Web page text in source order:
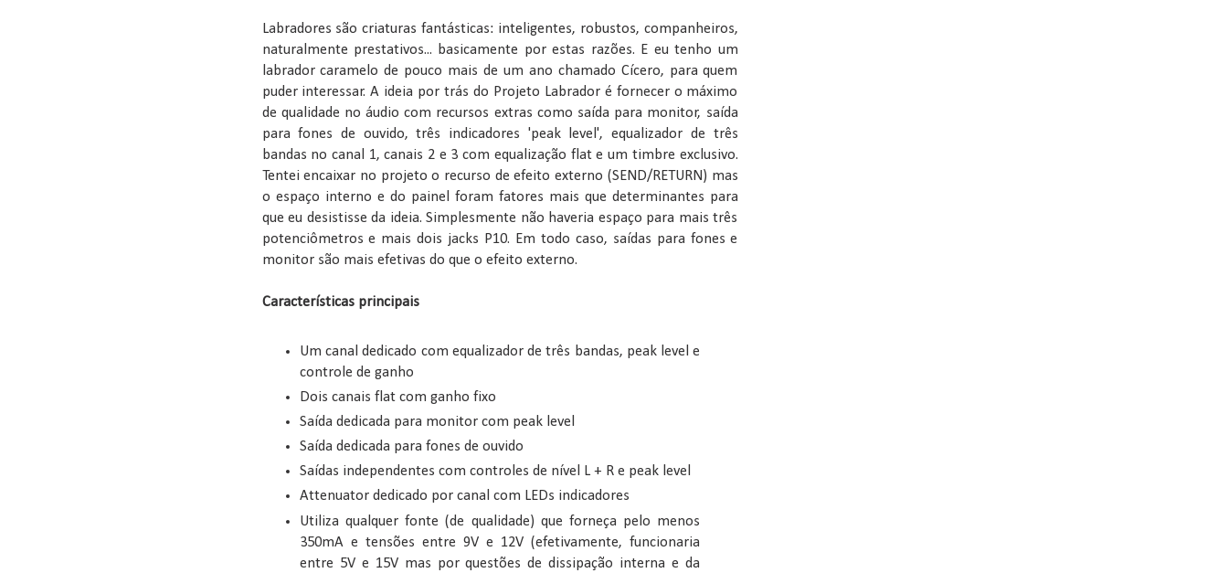
Labradores são criaturas fantásticas: inteligentes, robustos, companheiros,
naturalmente prestativos... basicamente por estas razões. E eu tenho um
labrador caramelo de pouco mais de um ano chamado Cícero, para quem
puder interessar. A ideia por trás do Projeto Labrador é fornecer o máximo
de qualidade no áudio com recursos extras como saída para monitor, saída
para fones de ouvido, três indicadores 'peak level', equalizador de três
bandas no canal 1, canais 2 e 3 com equalização flat e um timbre exclusivo.
Tentei encaixar no projeto o recurso de efeito externo (SEND/RETURN) mas
o espaço interno e do painel foram fatores mais que determinantes para
que eu desistisse da ideia. Simplesmente não haveria espaço para mais três
potenciômetros e mais dois jacks P10. Em todo caso, saídas para fones e
monitor são mais efetivas do que o efeito externo.
Características principais
Um canal dedicado com equalizador de três bandas, peak level e
controle de ganho
Dois canais flat com ganho fixo
Saída dedicada para monitor com peak level
Saída dedicada para fones de ouvido
Saídas independentes com controles de nível L + R e peak level
Attenuator dedicado por canal com LEDs indicadores
Utiliza qualquer fonte (de qualidade) que forneça pelo menos
350mA e tensões entre 9V e 12V (efetivamente, funcionaria
entre 5V e 15V mas por questões de dissipação interna e da